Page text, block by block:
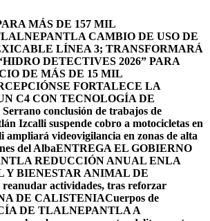
MÁS DE 157 MIL
CAMBIO DE USO DE
LÍNEA 3; TRANSFORMARÁ
DETECTIVES 2026” PARA
DE MÁS DE 15 MIL
SE FORTALECE LA
C4 CON TECNOLOGÍA DE
conclusión de trabajos de
Izcalli suspende cobro a motocicletas en
videovigilancia en zonas de alta
del AlbaENTREGA EL GOBIERNO
REDUCCIÓN ANUAL ENLA
Y BIENESTAR ANIMAL DE
actividades, tras reforzar
DE CALISTENIACuerpos de
DE TLALNEPANTLA A